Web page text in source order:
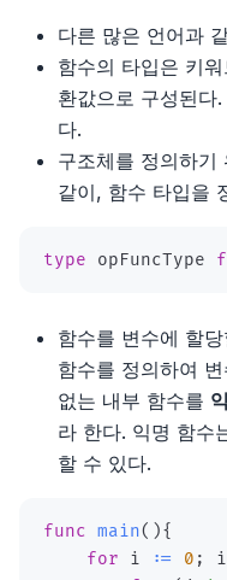
다른 많은 언어과
함수의 타입은 키워
환값으로 구성된다
다.
구조체를 정의하기
같이, 함수 타입을
type opFuncType
함수를 변수에 할
함수를 정의하여
없는 내부 함수를
라 한다. 익명 함수
할 수 있다.
func main( ){
for i := 0 ; i